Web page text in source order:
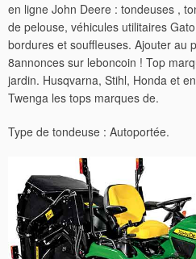
en ligne John Deere : tondeuses ,
de pelouse, véhicules utilitaires
bordures et souffleuses. Ajouter au
8annonces sur leboncoin ! Top
jardin. Husqvarna, Stihl, Honda et
Twenga les tops marques de.
Type de tondeuse : Autoportée.